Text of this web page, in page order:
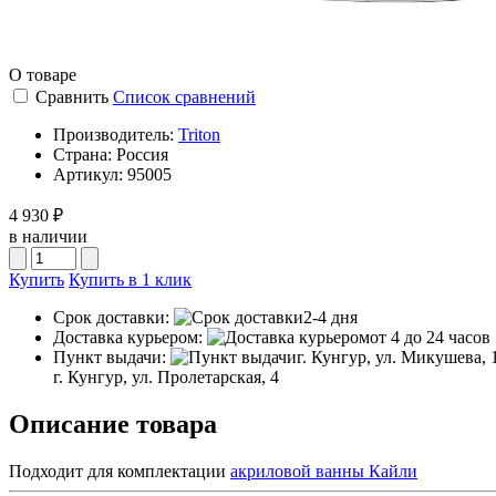
О товаре
Сравнить Список сравнений
Производитель: Triton
Страна: Россия
Артикул: 95005
4 930 ₽
в наличии
Купить Купить в 1 клик
Срок доставки:
2-4 дня
Доставка курьером:
от 4 до 24 часов
Пункт выдачи:
г. Кунгур, ул. Микушева,
г. Кунгур, ул. Пролетарская, 4
Описание товара
Подходит для комплектации акриловой ванны Кайли